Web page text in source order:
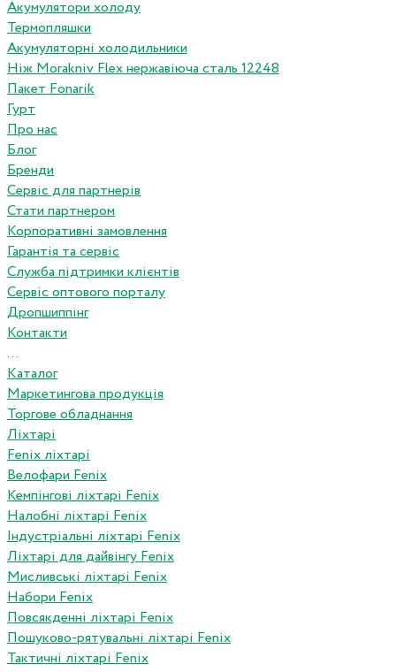
Акумулятори холоду
Термопляшки
Акумуляторні холодильники
Ніж Morakniv Flex нержавіюча сталь 12248
Пакет Fonarik
Гурт
Про нас
Блог
Бренди
Сервіс для партнерів
Стати партнером
Корпоративні замовлення
Гарантія та сервіс
Служба підтримки клієнтів
Сервіс оптового порталу
Дропшиппінг
Контакти
...
Каталог
Маркетингова продукція
Торгове обладнання
Ліхтарі
Fenix ліхтарі
Велофари Fenix
Кемпінгові ліхтарі Fenix
Налобні ліхтарі Fenix
Індустріальні ліхтарі Fenix
Ліхтарі для дайвінгу Fenix
Мисливські ліхтарі Fenix
Набори Fenix
Повсякденні ліхтарі Fenix
Пошуково-рятувальні ліхтарі Fenix
Тактичні ліхтарі Fenix